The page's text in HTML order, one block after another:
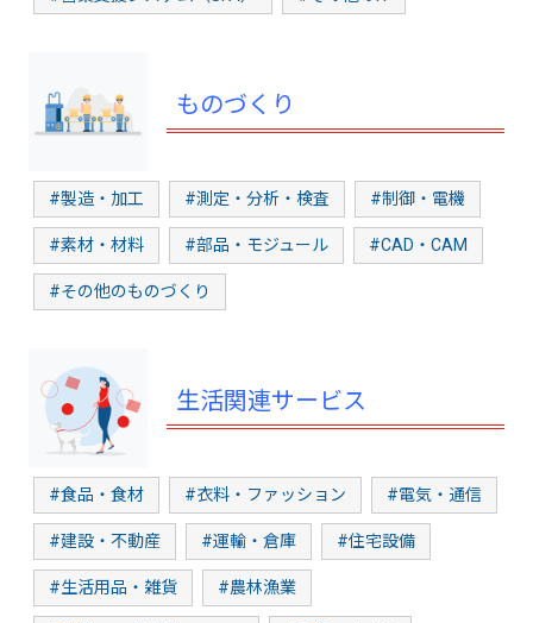
ものづくり
#製造・加工 #測定・分析・検査 #制御・電機
#素材・材料 #部品・モジュール #CAD・CAM
#その他のものづくり
生活関連サービス
#食品・食材 #衣料・ファッション #電気・通信
#建設・不動産 #運輸・倉庫 #住宅設備
#生活用品・雑貨 #農林漁業